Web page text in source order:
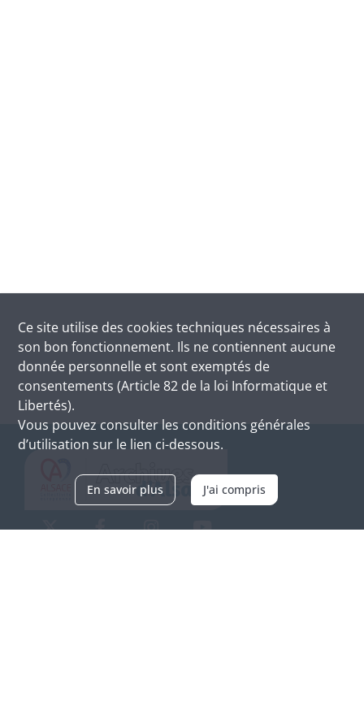
Ce site utilise des cookies techniques nécessaires à
son bon fonctionnement. Ils ne contiennent aucune
donnée personnelle et sont exemptés de
consentements (Article 82 de la loi Informatique et
Libertés).
Vous pouvez consulter les conditions générales
d’utilisation sur le lien ci-dessous.
En savoir plus J'ai compris